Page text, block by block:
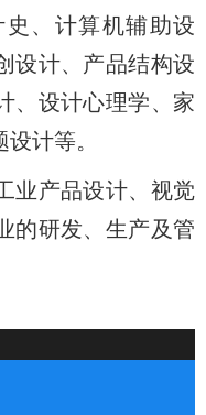
、计算机辅助设
设计、产品结构设
、设计心理学、家
计等。
业产品设计、视觉
的研发、生产及管